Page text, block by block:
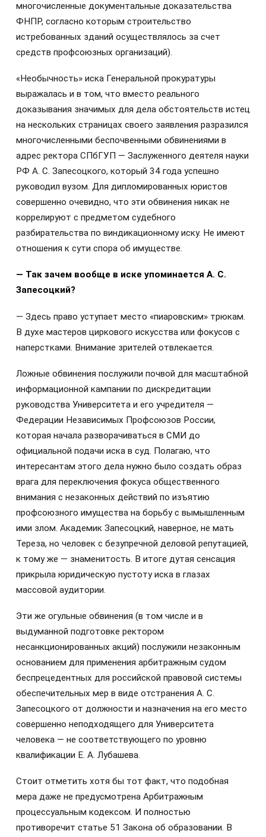
многочисленные документальные доказательства
ФНПР, согласно которым строительство
истребованных зданий осуществлялось за счет
средств профсоюзных организаций).
«Необычность» иска Генеральной прокуратуры
выражалась и в том, что вместо реального
доказывания значимых для дела обстоятельств истец
на нескольких страницах своего заявления разразился
многочисленными беспочвенными обвинениями в
адрес ректора СПбГУП — Заслуженного деятеля науки
РФ А. С. Запесоцкого, который 34 года успешно
руководил вузом. Для дипломированных юристов
совершенно очевидно, что эти обвинения никак не
коррелируют с предметом судебного
разбирательства по виндикационному иску. Не имеют
отношения к сути спора об имуществе.
— Так зачем вообще в иске упоминается А. С.
Запесоцкий?
— Здесь право уступает место «пиаровским» трюкам.
В духе мастеров циркового искусства или фокусов с
наперстками. Внимание зрителей отвлекается.
Ложные обвинения послужили почвой для масштабной
информационной кампании по дискредитации
руководства Университета и его учредителя —
Федерации Независимых Профсоюзов России,
которая начала разворачиваться в СМИ до
официальной подачи иска в суд. Полагаю, что
интересантам этого дела нужно было создать образ
врага для переключения фокуса общественного
внимания с незаконных действий по изъятию
профсоюзного имущества на борьбу с вымышленным
ими злом. Академик Запесоцкий, наверное, не мать
Тереза, но человек с безупречной деловой репутацией,
к тому же — знаменитость. В итоге дутая сенсация
прикрыла юридическую пустоту иска в глазах
массовой аудитории.
Эти же огульные обвинения (в том числе и в
выдуманной подготовке ректором
несанкционированных акций) послужили незаконным
основанием для применения арбитражным судом
беспрецедентных для российской правовой системы
обеспечительных мер в виде отстранения А. С.
Запесоцкого от должности и назначения на его место
совершенно неподходящего для Университета
человека — не соответствующего по уровню
квалификации Е. А. Лубашева.
Стоит отметить хотя бы тот факт, что подобная
мера даже не предусмотрена Арбитражным
процессуальным кодексом. И полностью
противоречит статье 51 Закона об образовании. В